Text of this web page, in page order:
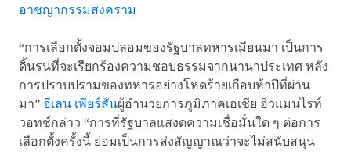
อาชญากรรมสงคราม
“การเลือกตั้งจอมปลอมของรัฐบาลทหารเมียนมา เป็นการ
ดิ้นรนที่จะเรียกร้องความชอบธรรมจากนานาประเทศ หลัง
การปราบปรามของทหารอย่างโหดร้ายเกือบห้าปีที่ผ่าน
มา” อีเลน เพียร์สันผู้อำนวยการภูมิภาคเอเชีย ฮิวแมนไรท์
วอทช์กล่าว “การที่รัฐบาลแสงดความเชื่อมั่นใด ๆ ต่อการ
เลือกตั้งครั้งนี้ ย่อมเป็นการส่งสัญญาณว่าจะไม่สนับสนุน